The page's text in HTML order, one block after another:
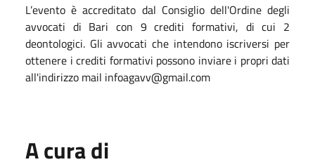
L’evento è accreditato dal Consiglio dell'Ordine degli
avvocati di Bari con 9 crediti formativi, di cui 2
deontologici. Gli avvocati che intendono iscriversi per
ottenere i crediti formativi possono inviare i propri dati
all'indirizzo mail infoagavv@gmail.com
A cura di